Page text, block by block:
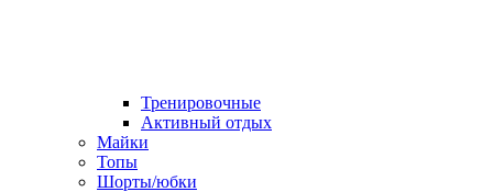
Тренировочные
Активный отдых
Майки
Топы
Шорты/юбки